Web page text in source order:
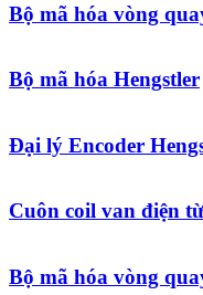
Bộ mã hóa vòng
Bộ mã hóa Hengstler
Đại lý Encoder
Cuôn coil van điện
Bộ mã hóa vòng